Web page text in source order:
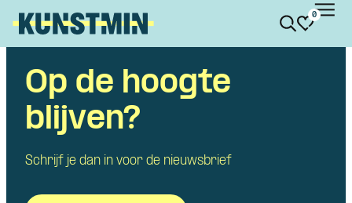
Skip navigatie
0
Op de hoogte
blijven?
Schrijf je dan in voor de nieuwsbrief